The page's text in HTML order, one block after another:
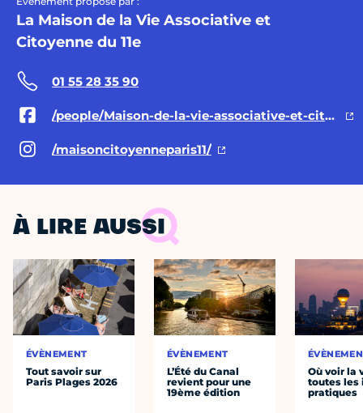
La Maison de la Vie Associative et
Citoyenne du 11e
01 55 28 35 90
/people/Maison-de-la-vie-associative-et-citoyenne-du-11e/100088124313827/
/maisoncitoyenneparis11/
À LIRE AUSSI
ÉVÈNEMENT
Tout savoir sur
Paris Plages 2026
ÉVÈNEMENT
L’Été du Canal
revient pour une
19ème édition
Où voir la
toutes les
pratiques